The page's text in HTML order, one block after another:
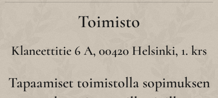
Toimisto
Klaneettitie 6 A, 00420 Helsinki, 1. krs
Tapaamiset toimistolla sopimuksen